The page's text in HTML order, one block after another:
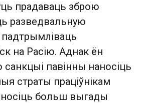
прадаваць зброю
разведвальную
на Расію. Аднак ён
павінны наносіць
страты праціўнікам
больш выгады